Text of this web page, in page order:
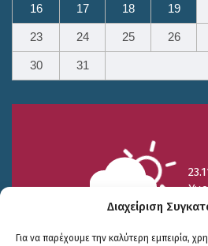
Διαχείριση
Για να παρέχουμε την καλύτερη εμπειρία,
16 17 18 19
23 24 25 26
30 31